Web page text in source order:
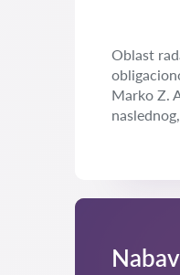
Oblast
Marko Z.